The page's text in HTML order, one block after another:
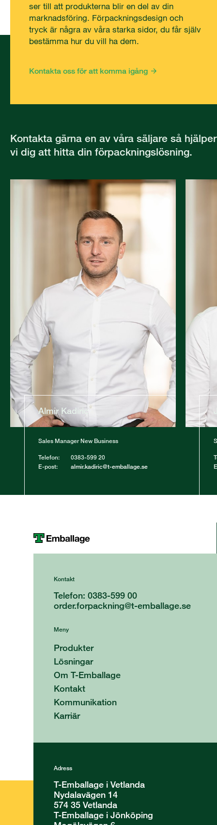
ser till att produkterna blir en del av din
marknadsföring. Förpackningsdesign och
tryck är några av våra starka sidor, du får själv
bestämma hur du vill ha dem.
Kontakta oss för att komma igång
Kontakta gärna en av våra säljare så hjälper
vi dig att hitta din förpackningslösning.
Almir Kadiric
Sales Manager New Business
Telefon:
0383-599 20
E-post:
almir.kadiric@t-emballage.se
Kontakt
Telefon: 0383-599 00
order.forpackning@t-emballage.se
Meny
Produkter
Lösningar
Om T-Emballage
Kontakt
Kommunikation
Karriär
Adress
T-Emballage i Vetlanda
Nydalavägen 14
574 35 Vetlanda
T-Emballage i Jönköping